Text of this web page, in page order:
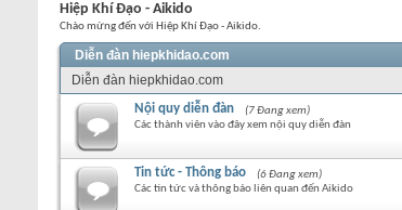
Hiệp Khí Đạo - Aikido
Chào mừng đến với Hiệp Khí Đạo - Aikido.
Diễn đàn hiepkhidao.com
Diễn đàn hiepkhidao.com
Nội quy diễn đàn
(7 Đang xem)
Các thành viên vào đây xem nội quy diễn đàn
Tin tức - Thông báo
(6 Đang xem)
Các tin tức và thông báo liên quan đến Aikido